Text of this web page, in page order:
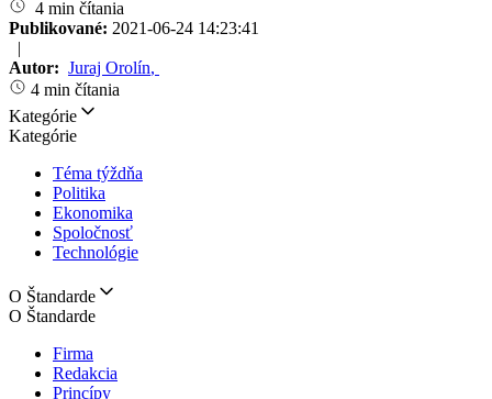
4 min čítania
Publikované: 2021-06-24 14:23:41
|
Autor: Juraj Orolín,
4 min čítania
Kategórie
Kategórie
Téma týždňa
Politika
Ekonomika
Spoločnosť
Technológie
O Štandarde
O Štandarde
Firma
Redakcia
Princípy